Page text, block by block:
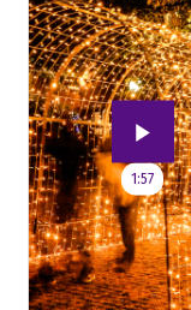
1:57